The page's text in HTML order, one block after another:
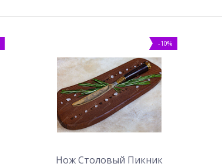
-10%
Нож Столовый Пикник